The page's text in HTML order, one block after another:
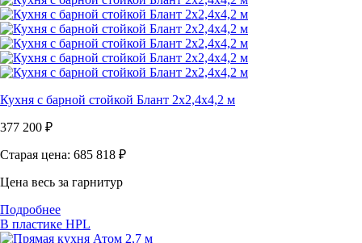
Кухня с барной стойкой Блант 2x2,4x4,2 м
377 200 ₽
Старая цена: 685 818 ₽
Цена весь за гарнитур
Подробнее
В пластике HPL